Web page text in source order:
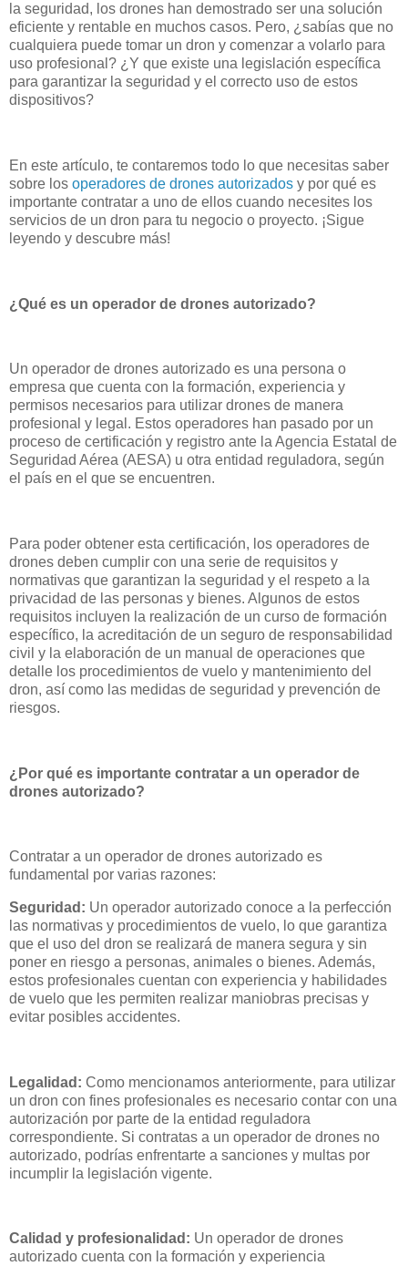
la seguridad, los drones han demostrado ser una solución
eficiente y rentable en muchos casos. Pero, ¿sabías que no
cualquiera puede tomar un dron y comenzar a volarlo para
uso profesional? ¿Y que existe una legislación específica
para garantizar la seguridad y el correcto uso de estos
dispositivos?
En este artículo, te contaremos todo lo que necesitas saber
sobre los operadores de drones autorizados y por qué es
importante contratar a uno de ellos cuando necesites los
servicios de un dron para tu negocio o proyecto. ¡Sigue
leyendo y descubre más!
¿Qué es un operador de drones autorizado?
Un operador de drones autorizado es una persona o
empresa que cuenta con la formación, experiencia y
permisos necesarios para utilizar drones de manera
profesional y legal. Estos operadores han pasado por un
proceso de certificación y registro ante la Agencia Estatal de
Seguridad Aérea (AESA) u otra entidad reguladora, según
el país en el que se encuentren.
Para poder obtener esta certificación, los operadores de
drones deben cumplir con una serie de requisitos y
normativas que garantizan la seguridad y el respeto a la
privacidad de las personas y bienes. Algunos de estos
requisitos incluyen la realización de un curso de formación
específico, la acreditación de un seguro de responsabilidad
civil y la elaboración de un manual de operaciones que
detalle los procedimientos de vuelo y mantenimiento del
dron, así como las medidas de seguridad y prevención de
riesgos.
¿Por qué es importante contratar a un operador de
drones autorizado?
Contratar a un operador de drones autorizado es
fundamental por varias razones:
Seguridad: Un operador autorizado conoce a la perfección
las normativas y procedimientos de vuelo, lo que garantiza
que el uso del dron se realizará de manera segura y sin
poner en riesgo a personas, animales o bienes. Además,
estos profesionales cuentan con experiencia y habilidades
de vuelo que les permiten realizar maniobras precisas y
evitar posibles accidentes.
Legalidad: Como mencionamos anteriormente, para utilizar
un dron con fines profesionales es necesario contar con una
autorización por parte de la entidad reguladora
correspondiente. Si contratas a un operador de drones no
autorizado, podrías enfrentarte a sanciones y multas por
incumplir la legislación vigente.
Calidad y profesionalidad: Un operador de drones
autorizado cuenta con la formación y experiencia